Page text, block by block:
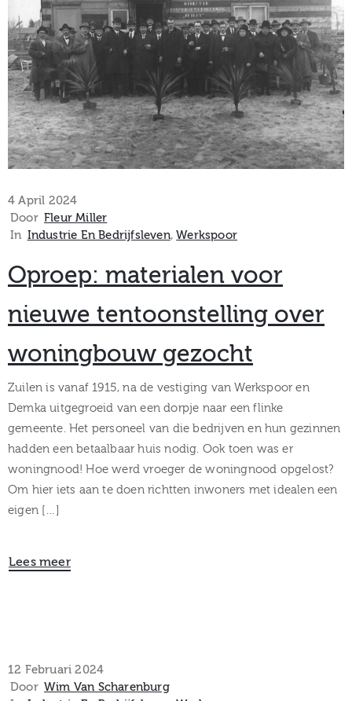
4 April 2024
Door Fleur Miller
In Industrie En Bedrijfsleven‚Werkspoor
Oproep: materialen voor
nieuwe tentoonstelling over
woningbouw gezocht
Zuilen is vanaf 1915, na de vestiging van Werkspoor en
Demka uitgegroeid van een dorpje naar een flinke
gemeente. Het personeel van die bedrijven en hun gezinnen
hadden een betaalbaar huis nodig. Ook toen was er
woningnood! Hoe werd vroeger de woningnood opgelost?
Om hier iets aan te doen richtten inwoners met idealen een
eigen […]
Lees meer
12 Februari 2024
Door Wim Van Scharenburg